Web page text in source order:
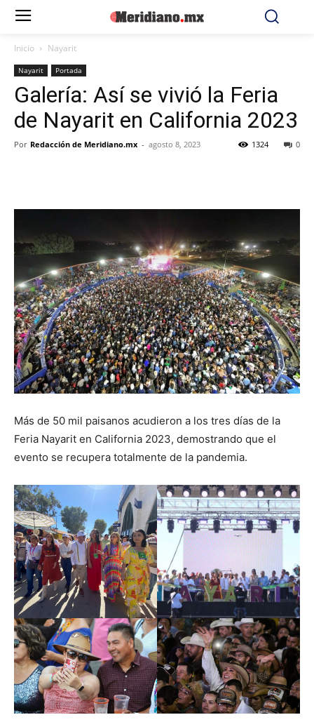
Inicio Nayarit
Nayarit Portada
Galería: Así se vivió la Feria
de Nayarit en California 2023
Por Redacción de Meridiano.mx - agosto 8, 2023 0
1324
Más de 50 mil paisanos acudieron a los tres días de la
Feria Nayarit en California 2023, demostrando que el
evento se recupera totalmente de la pandemia.